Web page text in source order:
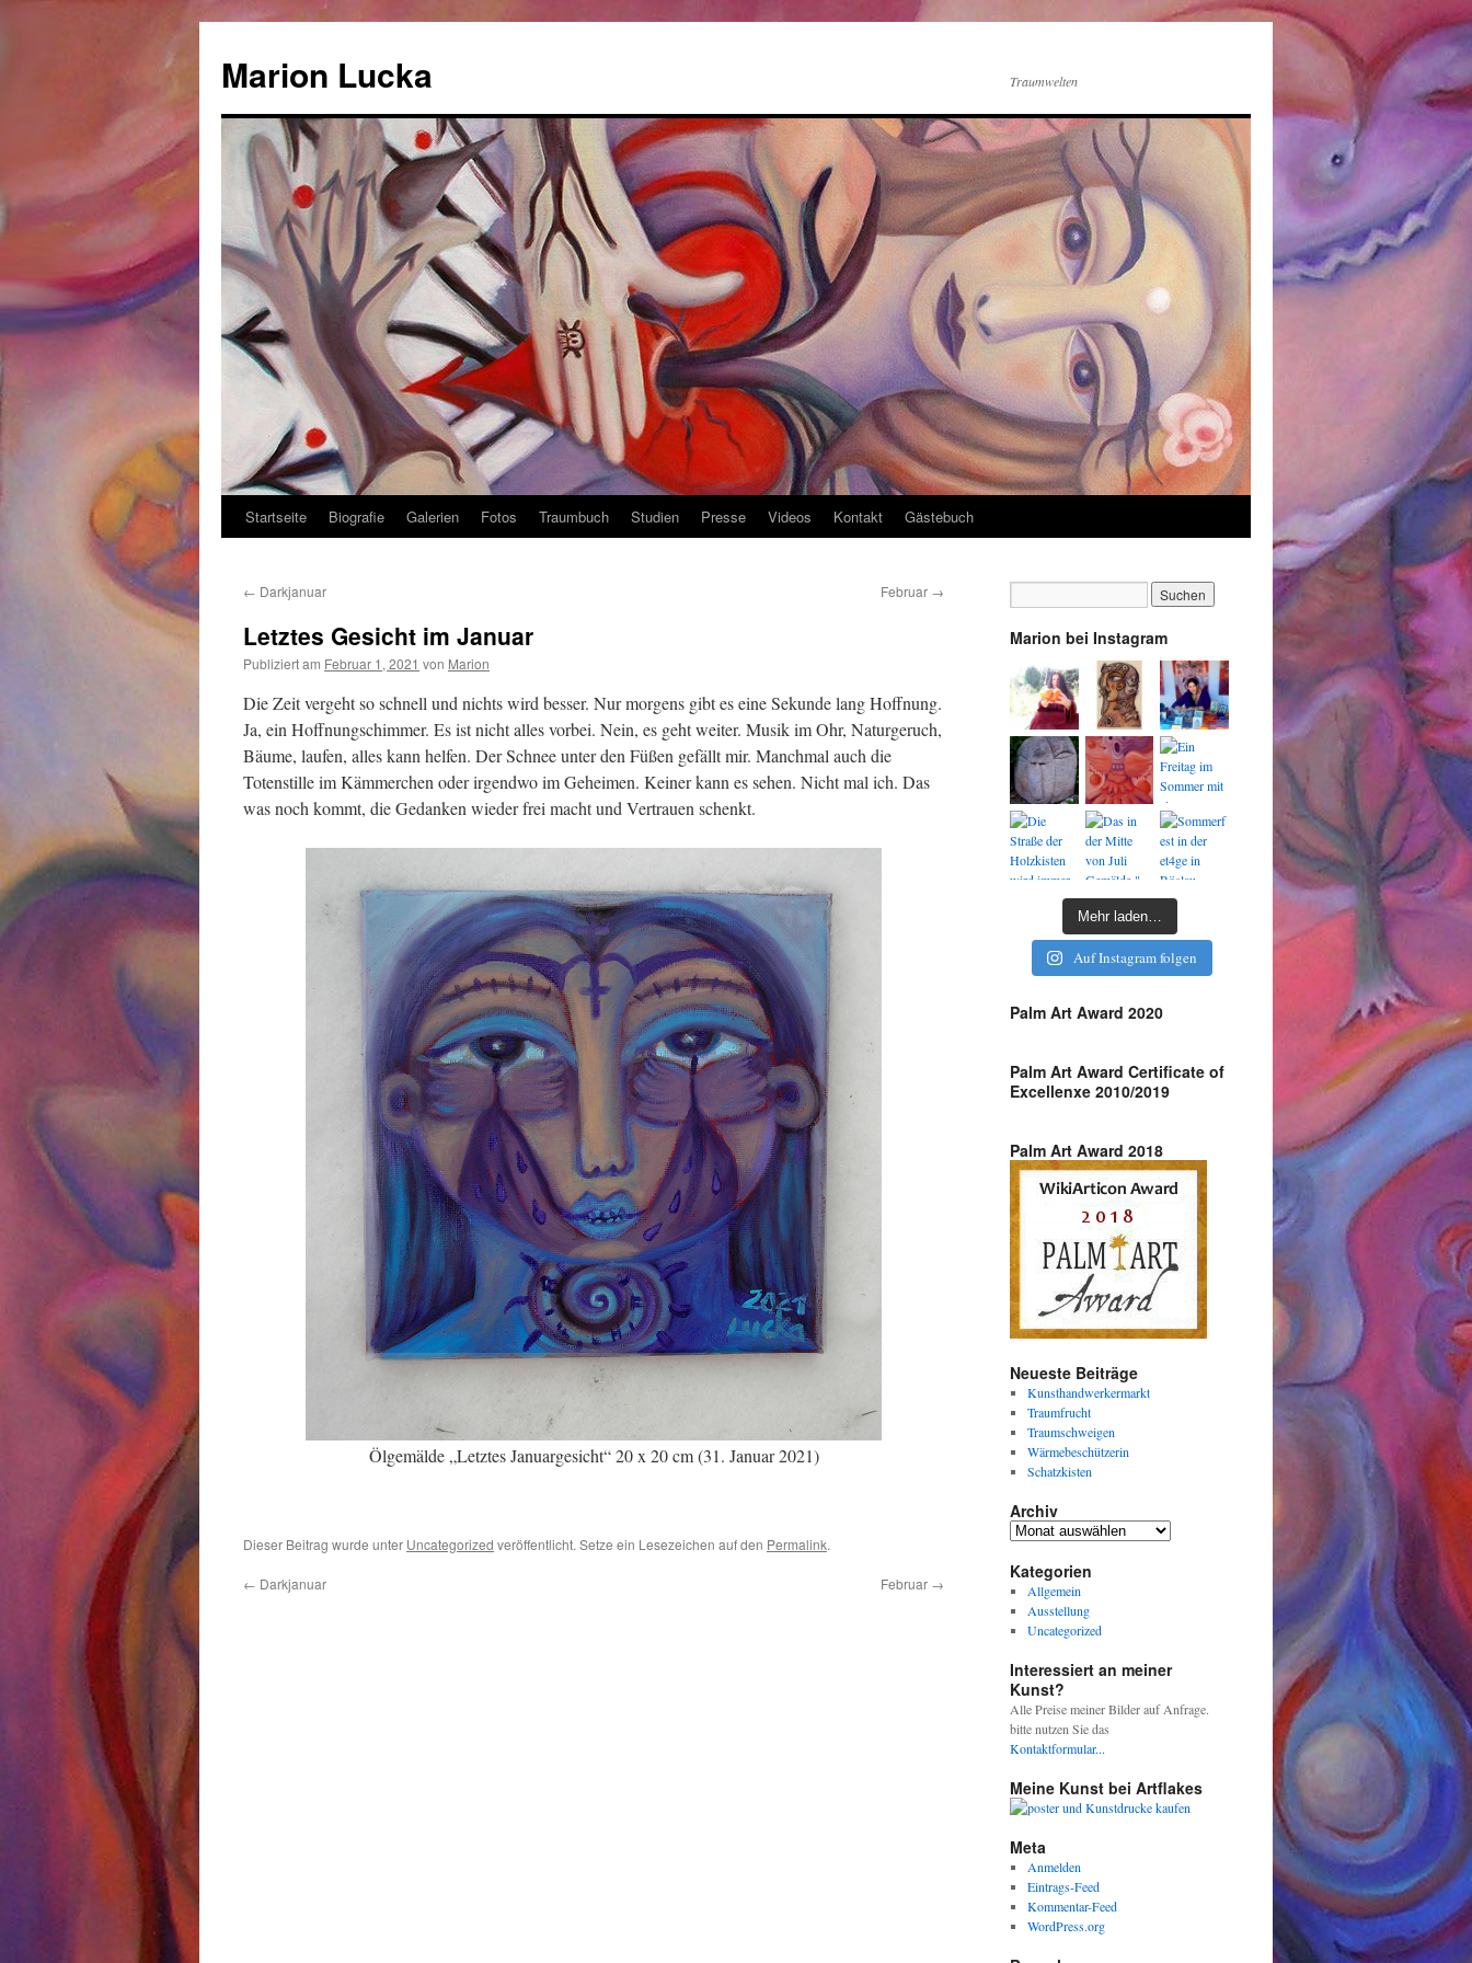
Marion Lucka Traumwelten
Zum
springen
Startseite Biografie Galerien Fotos Traumbuch Studien Presse Videos Kontakt Gästebuch
← Darkjanuar Februar →
Letztes Gesicht im Januar
Publiziert am Februar 1, 2021 von Marion
Die Zeit vergeht so schnell und nichts wird besser. Nur morgens gibt es eine Sekunde lang Hoffnung.
Ja, ein Hoffnungschimmer. Es ist nicht alles vorbei. Nein, es geht weiter. Musik im Ohr, Naturgeruch,
Bäume, laufen, alles kann helfen. Der Schnee unter den Füßen gefällt mir. Manchmal auch die
Totenstille im Kämmerchen oder irgendwo im Geheimen. Keiner kann es sehen. Nicht mal ich. Das
was noch kommt, die Gedanken wieder frei macht und Vertrauen schenkt.
Ölgemälde „Letztes Januargesicht“ 20 x 20 cm (31. Januar 2021)
Dieser Beitrag wurde unter Uncategorized veröffentlicht. Setze ein Lesezeichen auf den Permalink.
← Darkjanuar Februar →
Marion bei Instagram
Mehr laden…
Auf Instagram folgen
Palm Art Award 2020
Palm Art Award Certificate of
Excellenxe 2010/2019
Palm Art Award 2018
Neueste Beiträge
Kunsthandwerkermarkt
Traumfrucht
Traumschweigen
Wärmebeschützerin
Schatzkisten
Archiv
Archiv
Kategorien
Allgemein
Ausstellung
Uncategorized
Interessiert an meiner
Kunst?
Alle Preise meiner Bilder auf Anfrage.
bitte nutzen Sie das
Kontaktformular...
Meine Kunst bei Artflakes
Meta
Anmelden
Eintrags-Feed
Kommentar-Feed
WordPress.org